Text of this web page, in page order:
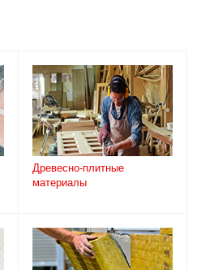
Древесно-плитные
материалы